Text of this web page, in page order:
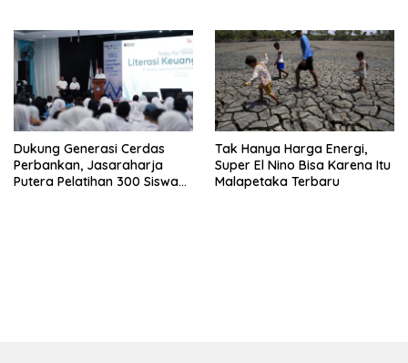
Dukung Generasi Cerdas
Perbankan, Jasaraharja
Putera Pelatihan 300 Siswa
Tak Hanya Harga Energi,
Super El Nino Bisa Karena Itu
Malapetaka Terbaru